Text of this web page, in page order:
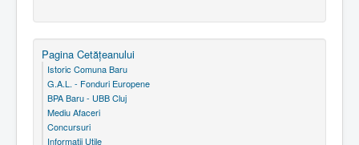
Pagina Cetăţeanului
Istoric Comuna Baru
G.A.L. - Fonduri Europene
BPA Baru - UBB Cluj
Mediu Afaceri
Concursuri
Informatii Utile